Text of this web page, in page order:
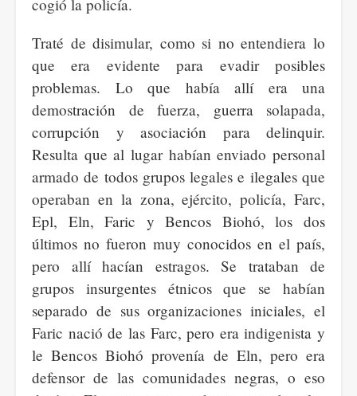
cogió la policía.
Traté de disimular, como si no entendiera lo
que era evidente para evadir posibles
problemas. Lo que había allí era una
demostración de fuerza, guerra solapada,
corrupción y asociación para delinquir.
Resulta que al lugar habían enviado personal
armado de todos grupos legales e ilegales que
operaban en la zona, ejército, policía, Farc,
Epl, Eln, Faric y Bencos Biohó, los dos
últimos no fueron muy conocidos en el país,
pero allí hacían estragos. Se trataban de
grupos insurgentes étnicos que se habían
separado de sus organizaciones iniciales, el
Faric nació de las Farc, pero era indigenista y
le Bencos Biohó provenía de Eln, pero era
defensor de las comunidades negras, o eso